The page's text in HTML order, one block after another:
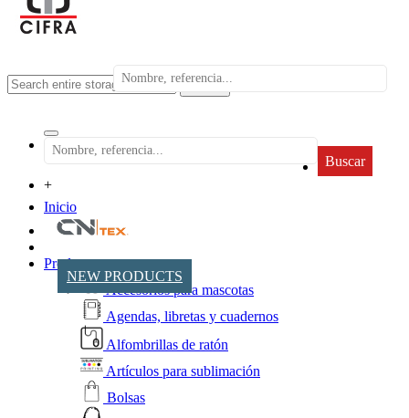
search
Buscar
+
Inicio
NEW PRODUCTS
Productos
Accesorios para mascotas
Agendas, libretas y cuadernos
Alfombrillas de ratón
Artículos para sublimación
Bolsas